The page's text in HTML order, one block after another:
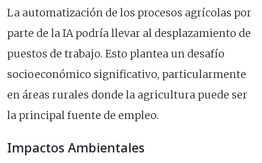
La automatización de los procesos agrícolas por
parte de la IA podría llevar al desplazamiento de
puestos de trabajo. Esto plantea un desafío
socioeconómico significativo, particularmente
en áreas rurales donde la agricultura puede ser
la principal fuente de empleo.
Impactos Ambientales